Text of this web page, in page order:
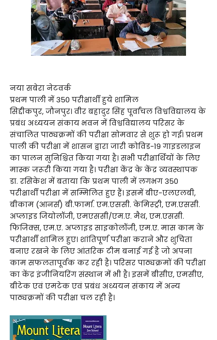
नया सबेरा नेटवर्क
प्रथम पाली में 350 परीक्षार्थी हुये शामिल
सिद्दीकपुर, जौनपुर। वीर बहादुर सिंह पूर्वांचल विश्वविद्यालय के
प्रबंध अध्ययन संकाय भवन में विश्वविद्यालय परिसर के
संचालित पाठ्यक्रमों की परीक्षा सोमवार से शुरू हो गई। प्रथम
पाली की परीक्षा में शासन द्वारा जारी कोविड-19 गाइडलाइन
का पालन सुनिश्चित किया गया है। सभी परीक्षार्थियों के लिए
मास्क जरूरी किया गया है। परीक्षा केंद्र के केंद्र व्यवस्थापक
डा. रसिकेश में बताया कि प्रथम पाली में लगभग 350
परीक्षार्थी परीक्षा में सम्मिलित हुए हैं। इसमें बीए-एलएलबी,
बीकाम (आनर्स) बी.फार्मा. एम.एससी. केमिस्ट्री, एम.एससी.
अप्लाइड जियोलॉजी, एमएससी/एम.ए. मैथ, एम.एससी.
फिजिक्स, एम.ए. अप्लाइड साइकोलॉजी, एम.ए. मास काम के
परीक्षार्थी शामिल हुए। शांतिपूर्ण परीक्षा कराने और शुचिता
बनाए रखने के लिए आंतरिक टीम बनाई गई है जो अपना
काम सफलतापूर्वक कर रही है। परिसर पाठ्यक्रमों की परीक्षा
का केंद्र इंजीनियरिंग संस्थान में भी है। इसमें बीसीए, एमसीए,
बीटेक एवं एमटेक एवं प्रबंध अध्ययन संकाय में अन्य
पाठ्यक्रमों की परीक्षा चल रही है।